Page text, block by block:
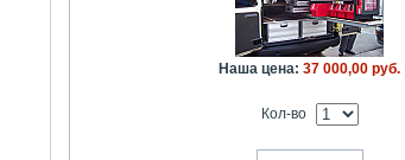
Наша цена: 37 000,00 руб.
Кол-во